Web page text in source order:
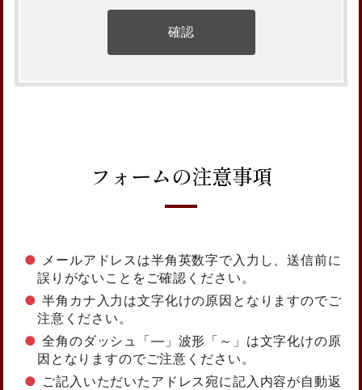
フォームの注意事項
メールアドレスは半角英数字で入力し、送信前に
誤りがないことをご確認ください。
半角カナ入力は文字化けの原因となりますのでご
注意ください。
全角のダッシュ「―」波形「～」は文字化けの原
因となりますのでご注意ください。
ご記入いただいたアドレス宛に記入内容が自動返